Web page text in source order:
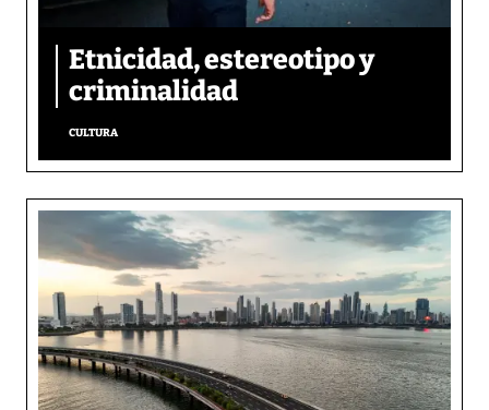
Etnicidad, estereotipo y
criminalidad
CULTURA